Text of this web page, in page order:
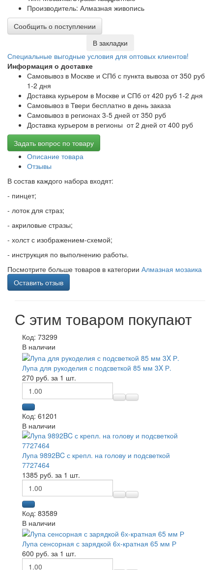
Производитель: Алмазная живопись
Сообщить о поступлении
В закладки
Специальные выгодные условия для оптовых клиентов!
Информация о доставке
Самовывоз в Москве и СПб с пункта вывоза от 350 руб
1-2 дня
Доставка курьером в Москве и СПб от 420 руб 1-2 дня
Самовывоз в Твери бесплатно в день заказа
Самовывоз в регионах 3-5 дней от 350 руб
Доставка курьером в регионы от 2 дней от 400 руб
Задать вопрос по товару
Описание товара
Отзывы
В состав каждого набора входят:
- пинцет;
- лоток для страз;
- акриловые стразы;
- холст с изображением-схемой;
- инструкция по выполнению работы.
Посмотрите больше товаров в категории Алмазная мозаика
Оставить отзыв
С этим товаром покупают
Код: 73299
В наличии
Лупа для рукоделия с подсветкой 85 мм 3X Р.
270 руб. за 1 шт.
Код: 61201
В наличии
Лупа 9892BC с крепл. на голову и подсветкой
7727464
1385 руб. за 1 шт.
Код: 83589
В наличии
Лупа сенсорная с зарядкой 6х-кратная 65 мм Р
600 руб. за 1 шт.